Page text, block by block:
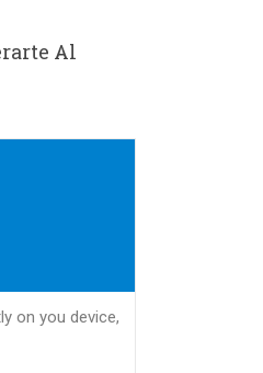
Al
on you device,